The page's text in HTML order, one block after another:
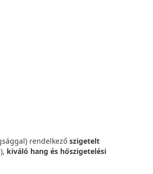
rendelkező szigetelt
kiváló hang és hőszigetelési